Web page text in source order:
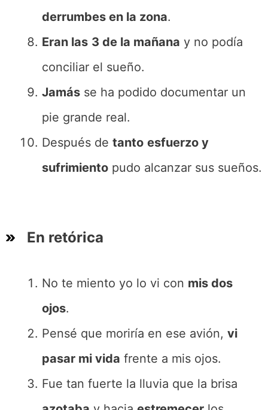
derrumbes en la zona.
Eran las 3 de la mañana y no podía
conciliar el sueño.
Jamás se ha podido documentar un
pie grande real.
Después de tanto esfuerzo y
sufrimiento pudo alcanzar sus sueños.
En retórica
No te miento yo lo vi con mis dos
ojos.
Pensé que moriría en ese avión, vi
pasar mi vida frente a mis ojos.
Fue tan fuerte la lluvia que la brisa